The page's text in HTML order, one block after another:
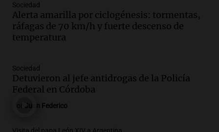
Audio.
lluvias, senadores manifiestan
oposición a ley de tierras
Panorama Federal
Audio.
centro de esquí Penitentes Park tras
siete años de cierre por falta de nieve
Episodios
Sociedad
Alerta amarilla por ciclogénesis: tormentas,
ráfagas de 70 km/h y fuerte descenso de
temperatura
Sociedad
Detuvieron al jefe antidrogas de la Policía
Federal en Córdoba
Juan Federico